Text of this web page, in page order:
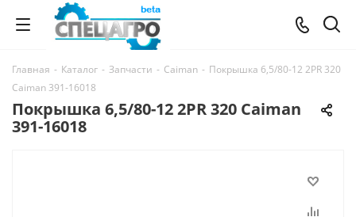
Главная - Каталог - Запчасти - Caiman - Покрышка 6,5/80-12 2PR 320
Caiman 391-16018
Покрышка 6,5/80-12 2PR 320 Caiman
391-16018